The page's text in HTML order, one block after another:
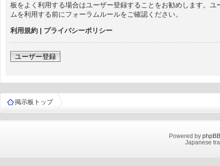
板をよく利用する場合はユーザー登録することをお勧めします。
ムを利用する前にフォーラムルールをご確認ください。
利用規約 | プライバシーポリシー
ユーザー登録
掲示板トップ
Powered by phpBB
Japanese